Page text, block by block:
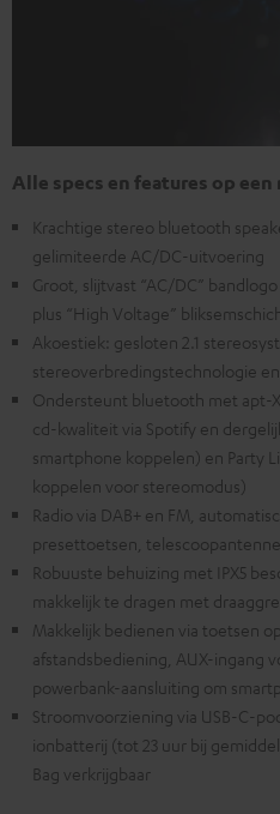
Alle specs en features op een
Krachtige stereo bluetooth
gelimiteerde AC/DC-uitvoering
Groot, slijtvast “AC/DC”
plus “High Voltage”
Akoestiek: gesloten 2.1
stereoverbredingstechnologie
Ondersteunt bluetooth met apt-
cd-kwaliteit via Spotify en
smartphone koppelen) en Party
koppelen voor stereomodus)
Radio via DAB+ en FM,
presettoetsen,
Robuuste behuizing met IPX5
makkelijk te dragen met
Makkelijk bedienen via toetsen
afstandsbediening, AUX-ingang
powerbank-aansluiting om
Stroomvoorziening via USB-C-
ionbatterij (tot 23 uur bij
Bag verkrijgbaar